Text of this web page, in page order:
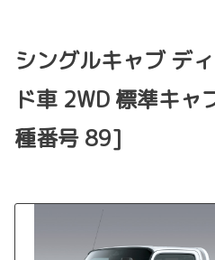
シングルキャブ デ
ド車 2WD 標準キ
種番号 89]